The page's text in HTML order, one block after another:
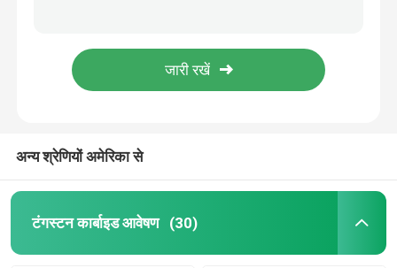
टर्निंग कार्बाइड आवेषण
कार्बाइड एंड मिल
फ्लैट एंड मिल
9 मिमी कार्बाइड एंड मिल स्थिर प्रदर्शन फ्लैट एंड मिल कटर
अन्य श्रेणियों अमेरिका से
टंगस्टन कार्बाइड आवेषण (30)